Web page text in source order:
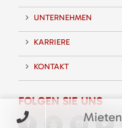
UNTERNEHMEN
KARRIERE
KONTAKT
FOLGEN SIE UNS
Mieten